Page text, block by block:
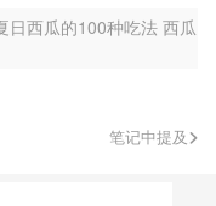
日西瓜的100种吃法 西瓜
笔记中提及